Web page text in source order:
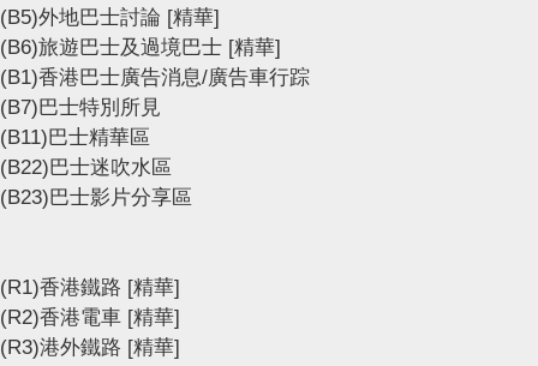
(B5)外地巴士討論 [精華]
(B6)旅遊巴士及過境巴士 [精華]
(B1)香港巴士廣告消息/廣告車行踪
(B7)巴士特別所見
(B11)巴士精華區
(B22)巴士迷吹水區
(B23)巴士影片分享區
(R1)香港鐵路 [精華]
(R2)香港電車 [精華]
(R3)港外鐵路 [精華]